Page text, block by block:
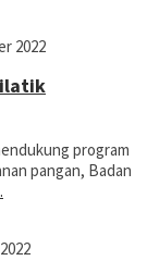
2022
program
pangan, Badan